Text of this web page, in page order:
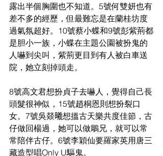
露出半個胸圍也不知道。5號何雙妍也有
差不多的經歷，但最難忘是在蘭桂坊度
過氣氛超好。10號蔡小蝶和9號彭紫荊都
是胆小一族，小蝶在主題公園被扮鬼的
人嚇到尖叫，紫荊更目到有人被白車送
院，她立刻掉頭走。
8號高文君想扮貞子去嚇人，覺得自己長
頭髮很神似，15號趙桐恩則想扮裂口
女。7號吳燚𣌀想搵古天樂共度佳節，古
仔做回楊過，她可以做鵰兄，就可以常
常陪伴古仔。6號李穎仙要羅家英用唐三
藏造型唱Only U驅鬼。